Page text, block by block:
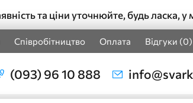
та ціни уточнюйте, будь ласка,
Співробітництво Оплата Відгуки (0)
(093) 96 10 888